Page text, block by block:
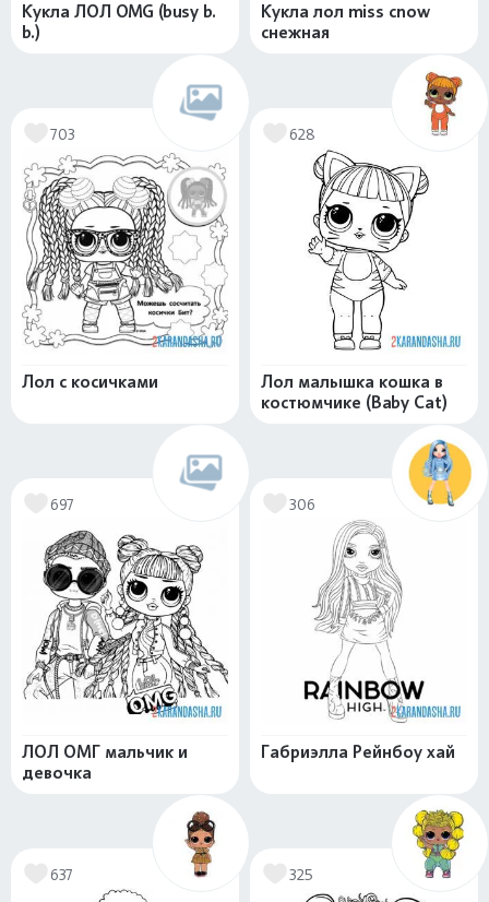
Кукла ЛОЛ OMG (busy b.
b.)
Кукла лол miss cnow
снежная
703
Лол с косичками
628
Лол малышка кошка в
костюмчике (Baby Cat)
697
ЛОЛ ОМГ мальчик и
девочка
306
Габриэлла Рейнбоу хай
637 325